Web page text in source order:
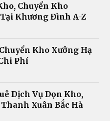
Chuyển Kho
Khương Đình A-Z
Kho Xưởng Hạ
Phí
Dịch Vụ Dọn Kho,
Xuân Bắc Hà